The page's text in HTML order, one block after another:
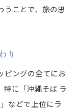
うことで、旅の思
り
ピングの全てにお
特に「沖縄そば ラ
などで上位にラ